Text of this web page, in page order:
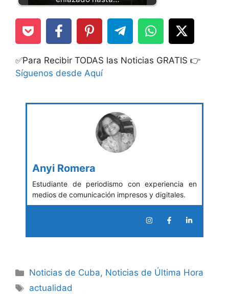
✅Para Recibir TODAS las Noticias GRATIS 👉
Síguenos desde Aquí
Anyi Romera
Estudiante de periodismo con experiencia en
medios de comunicación impresos y digitales.
Categories
Noticias de Cuba, Noticias de Última Hora
Tags
actualidad